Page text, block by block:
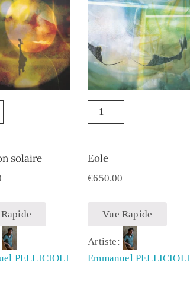
solaire
PELLICIOLI
Eole
€650.00
Vue Rapide
Artiste:
Emmanuel PELLICIOLI